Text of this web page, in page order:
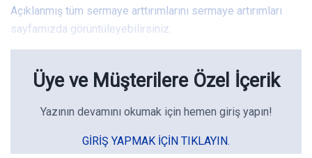
Açıklanmış tüm sermaye arttırımlarını sermaye artırımları
sayfamızda görüntüleyebilirsiniz.
Üye ve Müşterilere Özel İçerik
Yazının devamını okumak için hemen giriş yapın!
GIRIŞ YAPMAK IÇIN TIKLAYIN.